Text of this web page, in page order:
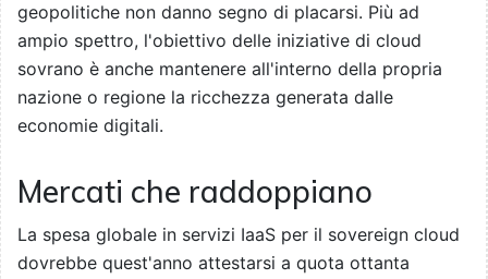
geopolitiche non danno segno di placarsi. Più ad
ampio spettro, l'obiettivo delle iniziative di cloud
sovrano è anche mantenere all'interno della propria
nazione o regione la ricchezza generata dalle
economie digitali.
Mercati che raddoppiano
La spesa globale in servizi IaaS per il sovereign cloud
dovrebbe quest'anno attestarsi a quota ottanta